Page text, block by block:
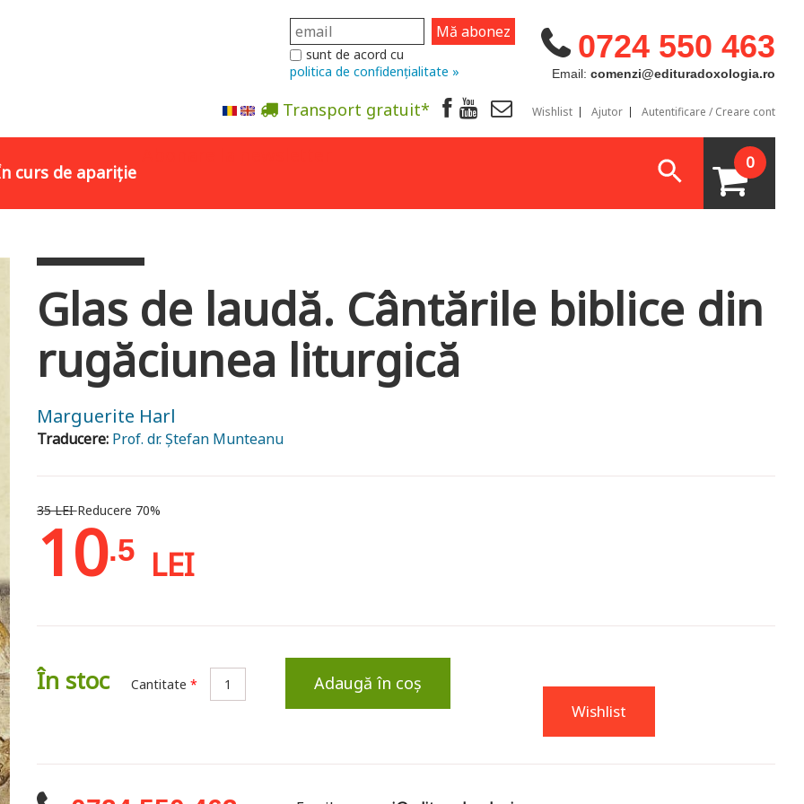
0724 550 463
Email: comenzi@edituradoxologia.ro
sunt de acord cu
politica de confidențialitate »
Transport gratuit* Wishlist Ajutor Autentificare / Creare cont
curs de apariție 0
Glas de laudă. Cântările biblice din
rugăciunea liturgică
Marguerite Harl
Traducere: Prof. dr. Ştefan Munteanu
35 LEIReducere 70%
10.5 LEI
În stoc Cantitate * Adaugă în coș
Wishlist